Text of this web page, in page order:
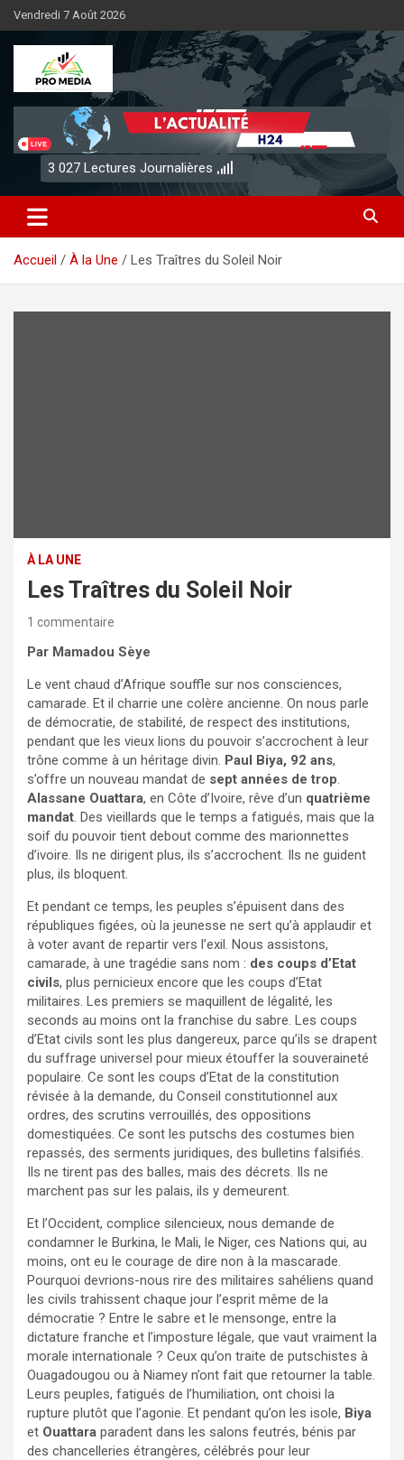
Aller
au
contenu
Vendredi 7 Août 2026
Sénégal Promedia
3 027 Lectures Journalières
Accueil À la Une Les Traîtres du Soleil Noir
À LA UNE
Les Traîtres du Soleil Noir
1 commentaire
Par Mamadou Sèye
Le vent chaud d’Afrique souffle sur nos consciences,
camarade. Et il charrie une colère ancienne. On nous parle
de démocratie, de stabilité, de respect des institutions,
pendant que les vieux lions du pouvoir s’accrochent à leur
trône comme à un héritage divin. Paul Biya, 92 ans,
s’offre un nouveau mandat de sept années de trop
Alassane Ouattara, en Côte d’Ivoire, rêve d’un quatrième
mandat . Des vieillards que le temps a fatigués, mais que la
soif du pouvoir tient debout comme des marionnettes
d’ivoire. Ils ne dirigent plus, ils s’accrochent. Ils ne guident
plus, ils bloquent.
Et pendant ce temps, les peuples s’épuisent dans des
républiques figées, où la jeunesse ne sert qu’à applaudir et
à voter avant de repartir vers l’exil. Nous assistons,
camarade, à une tragédie sans nom : des coups d’Etat
civils, plus pernicieux encore que les coups d’Etat
militaires. Les premiers se maquillent de légalité, les
seconds au moins ont la franchise du sabre. Les coups
d’Etat civils sont les plus dangereux, parce qu’ils se drapent
du suffrage universel pour mieux étouffer la souveraineté
populaire. Ce sont les coups d’Etat de la constitution
révisée à la demande, du Conseil constitutionnel aux
ordres, des scrutins verrouillés, des oppositions
domestiquées. Ce sont les putschs des costumes bien
repassés, des serments juridiques, des bulletins falsifiés.
Ils ne tirent pas des balles, mais des décrets. Ils ne
marchent pas sur les palais, ils y demeurent.
Et l’Occident, complice silencieux, nous demande de
condamner le Burkina, le Mali, le Niger, ces Nations qui, au
moins, ont eu le courage de dire non à la mascarade.
Pourquoi devrions-nous rire des militaires sahéliens quand
les civils trahissent chaque jour l’esprit même de la
démocratie ? Entre le sabre et le mensonge, entre la
dictature franche et l’imposture légale, que vaut vraiment la
morale internationale ? Ceux qu’on traite de putschistes à
Ouagadougou ou à Niamey n’ont fait que retourner la table.
Leurs peuples, fatigués de l’humiliation, ont choisi la
rupture plutôt que l’agonie. Et pendant qu’on les isole, Biya
et Ouattara paradent dans les salons feutrés, bénis par
des chancelleries étrangères, célébrés pour leur